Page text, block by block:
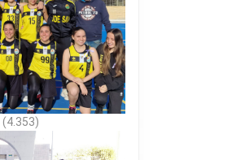
(4.353)